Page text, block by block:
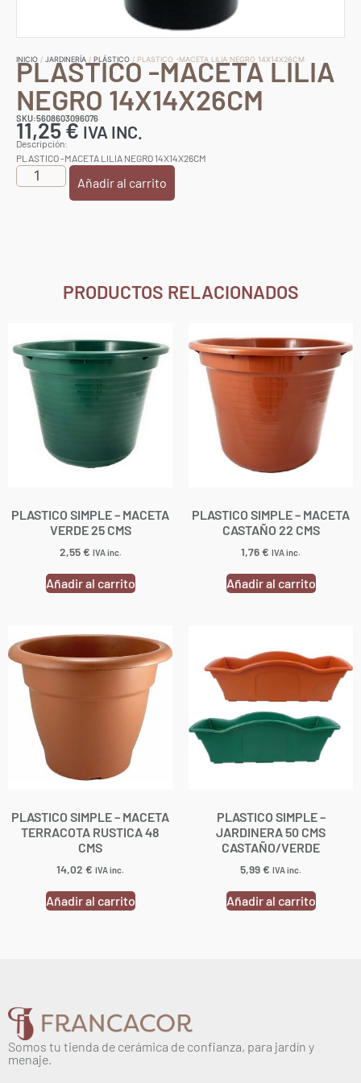
INICIO / JARDINERÍA / PLÁSTICO / PLASTICO -MACETA LILIA NEGRO 14X14X26CM
PLASTICO -MACETA LILIA
NEGRO 14X14X26CM
SKU:5608603096076
11,25€ IVA INC.
Descripción:
PLASTICO -MACETA LILIA NEGRO 14X14X26CM
Añadir al carrito
PRODUCTOS RELACIONADOS
PLASTICO SIMPLE – MACETA
VERDE 25 CMS
2,55€ IVA inc.
Añadir al carrito
PLASTICO SIMPLE – MACETA
CASTAÑO 22 CMS
1,76€ IVA inc.
Añadir al carrito
PLASTICO SIMPLE – MACETA
TERRACOTA RUSTICA 48
CMS
14,02 € IVA inc.
Añadir al carrito
PLASTICO SIMPLE –
JARDINERA 50 CMS
CASTAÑO/VERDE
5,99€ IVA inc.
Añadir al carrito
Somos tu tienda de cerámica de confianza, para jardín y
menaje.